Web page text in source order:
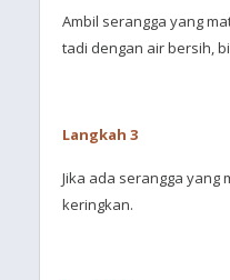
Ambil serangga yang
tadi dengan air bersih,
Langkah 3
Jika ada serangga yang
keringkan.